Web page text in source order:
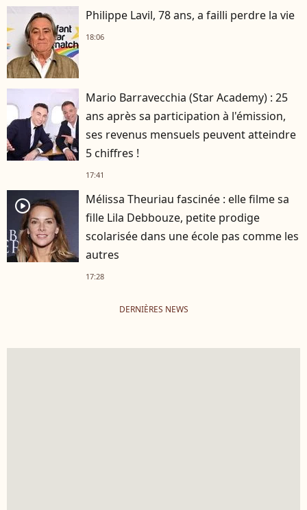
Philippe Lavil, 78 ans, a failli perdre la vie
18:06
Mario Barravecchia (Star Academy) : 25
ans après sa participation à l'émission,
ses revenus mensuels peuvent atteindre
5 chiffres !
17:41
player2
Mélissa Theuriau fascinée : elle filme sa
fille Lila Debbouze, petite prodige
scolarisée dans une école pas comme les
autres
17:28
DERNIÈRES NEWS